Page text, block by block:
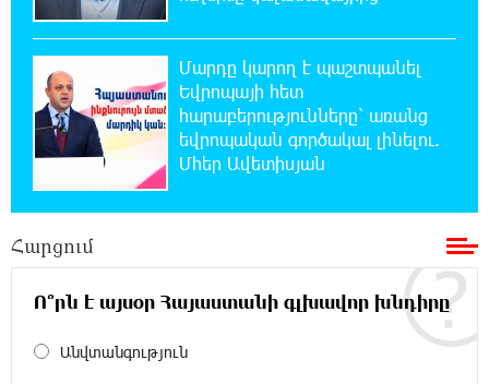
9:34:35 6-08-2026
Քարը քարին չեն թողնի. «Փաստ»
9:03:32 6-08-2026
«Եթե չկա տնտեսական ինքնիշխանություն,
ապա չի կարող լինել քաղաքական
ինքնիշխանություն. առաջիկա խոշորագույն վտանգներից
8:32:22 6-08-2026
Գնաճային ռիսկերի, արտահանման
խնդիրների և աճի կայունության
Մարդը կարող է պաշտպանել
Եվրոպայի հետ
հարաբերությունները՝ առանց
եվրոպական գործակալ լինելու.
Մհեր Ավետիսյան
Հարցում
Ո՞րն է այսօր Հայաստանի գլխավոր խնդիրը
Անվտանգություն